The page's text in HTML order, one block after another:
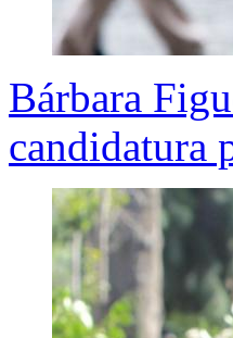
Bárbara
candidatura